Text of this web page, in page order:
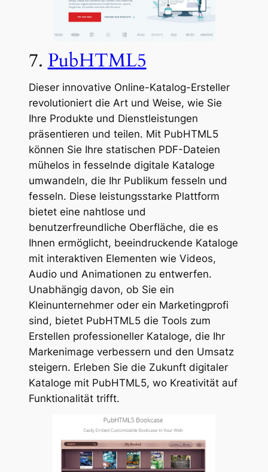
7. PubHTML5
Dieser innovative Online-Katalog-Ersteller
revolutioniert die Art und Weise, wie Sie
Ihre Produkte und Dienstleistungen
präsentieren und teilen. Mit PubHTML5
können Sie Ihre statischen PDF-Dateien
mühelos in fesselnde digitale Kataloge
umwandeln, die Ihr Publikum fesseln und
fesseln. Diese leistungsstarke Plattform
bietet eine nahtlose und
benutzerfreundliche Oberfläche, die es
Ihnen ermöglicht, beeindruckende Kataloge
mit interaktiven Elementen wie Videos,
Audio und Animationen zu entwerfen.
Unabhängig davon, ob Sie ein
Kleinunternehmer oder ein Marketingprofi
sind, bietet PubHTML5 die Tools zum
Erstellen professioneller Kataloge, die Ihr
Markenimage verbessern und den Umsatz
steigern. Erleben Sie die Zukunft digitaler
Kataloge mit PubHTML5, wo Kreativität auf
Funktionalität trifft.